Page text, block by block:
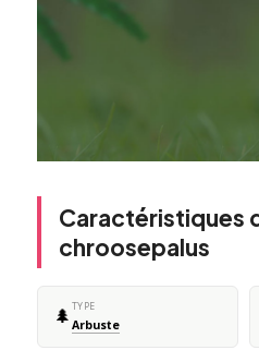
Caractéristiques
chroosepalus
🌲 TYPE
Arbuste